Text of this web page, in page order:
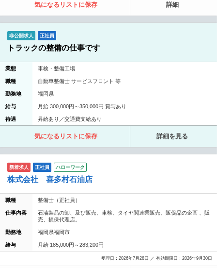
気になるリストに保存 詳細
非公開求人 正社員
トラックの整備の仕事です
業態 車検・整備工場
職種 自動車整備士 サービスフロント 等
勤務地 福岡県
給与 月給 300,000円～350,000円 賞与あり
待遇 昇給あり／交通費支給あり
気になるリストに保存 詳細を見る
新着求人 正社員 ハローワーク
株式会社 喜多村石油店
職種 整備士（正社員）
仕事内容
石油製品の卸、及び販売、車検、タイヤ関連業販売、販促品の企画 、販
売、損保代理店。
勤務地 福岡県福岡市
給与 月給 185,000円～283,200円
受理日：2026年7月28日 ／ 有効期限日：2026年9月30日